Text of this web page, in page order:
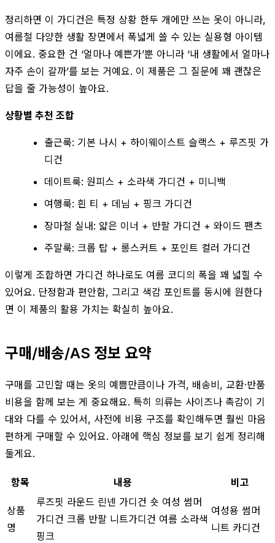
정리하면 이 가디건은 특정 상황 한두 개에만 쓰는 옷이 아니라,
여름철 다양한 생활 장면에서 폭넓게 쓸 수 있는 실용형 아이템
이에요. 중요한 건 ‘얼마나 예쁜가’뿐 아니라 ‘내 생활에서 얼마나
자주 손이 갈까’를 보는 거예요. 이 제품은 그 질문에 꽤 괜찮은
답을 줄 가능성이 높아요.
상황별 추천 조합
출근룩: 기본 나시 + 하이웨이스트 슬랙스 + 루즈핏 가
디건
데이트룩: 원피스 + 소라색 가디건 + 미니백
여행룩: 흰 티 + 데님 + 핑크 가디건
장마철 실내: 얇은 이너 + 반팔 가디건 + 와이드 팬츠
주말룩: 크롭 탑 + 롱스커트 + 포인트 컬러 가디건
이렇게 조합하면 가디건 하나로도 여름 코디의 폭을 꽤 넓힐 수
있어요. 단정함과 편안함, 그리고 색감 포인트를 동시에 원한다
면 이 제품의 활용 가치는 확실히 높아요.
구매/배송/AS 정보 요약
구매를 고민할 때는 옷의 예쁨만큼이나 가격, 배송비, 교환·반품
비용을 함께 보는 게 중요해요. 특히 의류는 사이즈나 촉감이 기
대와 다를 수 있어서, 사전에 비용 구조를 확인해두면 훨씬 마음
편하게 구매할 수 있어요. 아래에 핵심 정보를 보기 쉽게 정리해
둘게요.
항목 내용 비고
상품
명
루즈핏 라운드 린넨 가디건 숏 여성 썸머
가디건 크롭 반팔 니트가디건 여름 소라색
핑크
여성용 썸머
니트 카디건